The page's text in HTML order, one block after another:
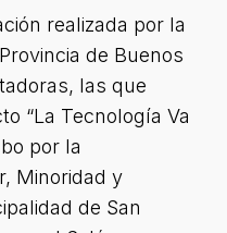
realizada por la
de Buenos
las que
“La Tecnología Va
por la
Minoridad y
de San